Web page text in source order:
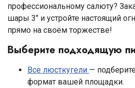
профессиональному салюту?
шары 3″ и устройте настоящий
прямо на своём торжестве!
Выберите подходящую
Все люсткугели —
формат вашей площадки.